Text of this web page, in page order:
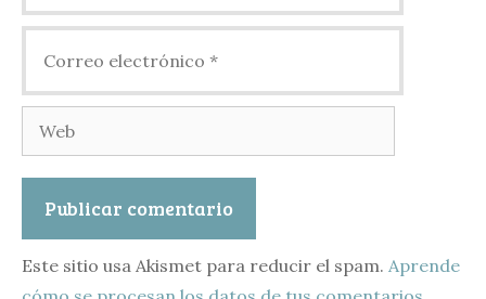
electrónico
Web
Este sitio usa Akismet para reducir el spam. Aprende